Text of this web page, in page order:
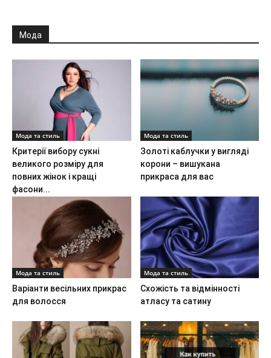
Мода
Мода та стиль
Критерії вибору сукні
великого розміру для
повних жінок і кращі
фасони...
Мода та стиль
Золоті каблучки у вигляді
корони – вишукана
прикраса для вас
Мода та стиль
Варіанти весільних прикрас
для волосся
Мода та стиль
Схожість та відмінності
атласу та сатину